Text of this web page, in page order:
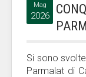
Mag
2026
Si sono
Parmalat di